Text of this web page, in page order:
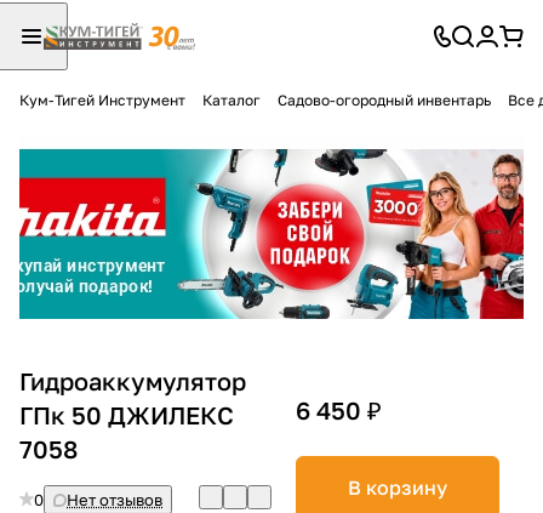
Кум-Тигей Инструмент Каталог Садово-огородный инвентарь Все
Гидроаккумулятор
ГПк 50 ДЖИЛЕКС
7058
0
Нет отзывов
6 450 ₽
В корзину
Разбейте
оплатуна части
без переплат
График платежей
Сегодня